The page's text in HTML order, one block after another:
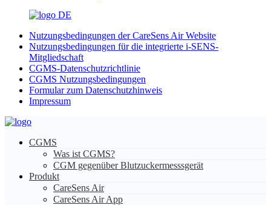
DE
Nutzungsbedingungen der CareSens Air Website
Nutzungsbedingungen für die integrierte i-SENS-
Mitgliedschaft
CGMS-Datenschutzrichtlinie
CGMS Nutzungsbedingungen
Formular zum Datenschutzhinweis
Impressum
CGMS
Was ist CGMS?
CGM gegenüber Blutzuckermesssgerät
Produkt
CareSens Air
CareSens Air App